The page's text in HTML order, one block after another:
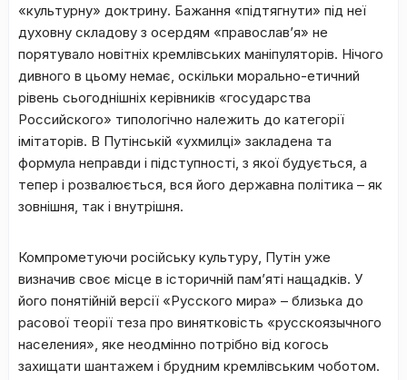
«культурну» доктрину. Бажання «підтягнути» під неї
духовну складову з осердям «православ’я» не
порятувало новітніх кремлівських маніпуляторів. Нічого
дивного в цьому немає, оскільки морально-етичний
рівень сьогоднішніх керівників «государства
Российского» типологічно належить до категорії
імітаторів. В Путінській «ухмилці» закладена та
формула неправди і підступності, з якої будується, а
тепер і розвалюється, вся його державна політика – як
зовнішня, так і внутрішня.
Компрометуючи російську культуру, Путін уже
визначив своє місце в історичній пам’яті нащадків. У
його понятійній версії «Русского мира» – близька до
расової теорії теза про винятковість «русскоязычного
населения», яке неодмінно потрібно від когось
захищати шантажем і брудним кремлівським чоботом.